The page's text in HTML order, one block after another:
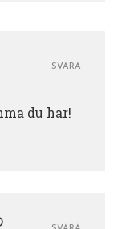
du har!
SVARA